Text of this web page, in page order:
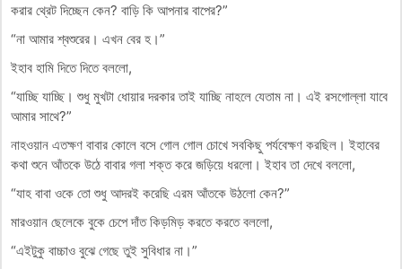
করার থ্রেট দিচ্ছেন কেন? বাড়ি কি আপনার বাপের?”
“না আমার শ্বশুরের। এখন বের হ।”
ইহাব হামি দিতে দিতে বললো,
“যাচ্ছি যাচ্ছি। শুধু মুখটা ধোয়ার দরকার তাই যাচ্ছি নাহলে যেতাম না। এই রসগোল্লা যাবে
আমার সাথে?”
নাহওয়ান এতক্ষণ বাবার কোলে বসে গোল গোল চোখে সবকিছু পর্যবেক্ষণ করছিল। ইহাবের
কথা শুনে আঁতকে উঠে বাবার গলা শক্ত করে জড়িয়ে ধরলো। ইহাব তা দেখে বললো,
“যাহ বাবা ওকে তো শুধু আদরই করেছি এরম আঁতকে উঠলো কেন?”
মারওয়ান ছেলেকে বুকে চেপে দাঁত কিড়মিড় করতে করতে বললো,
“এইটুকু বাচ্চাও বুঝে গেছে তুই সুবিধার না।”